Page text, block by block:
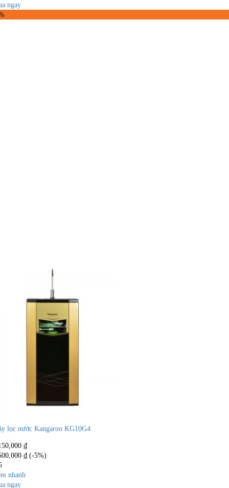
ngay
lọc nước Kangaroo KG10G4
₫
₫ (-5%)
nhanh
ngay